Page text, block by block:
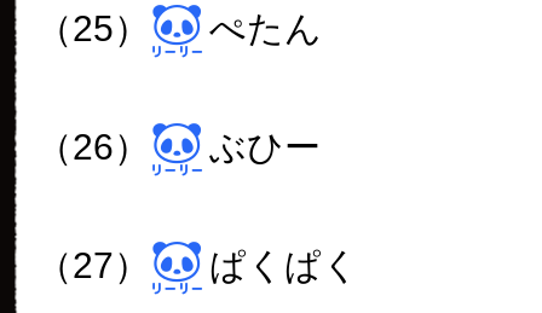
（25） ぺたん
（26） ぶひー
（27） ぱくぱく